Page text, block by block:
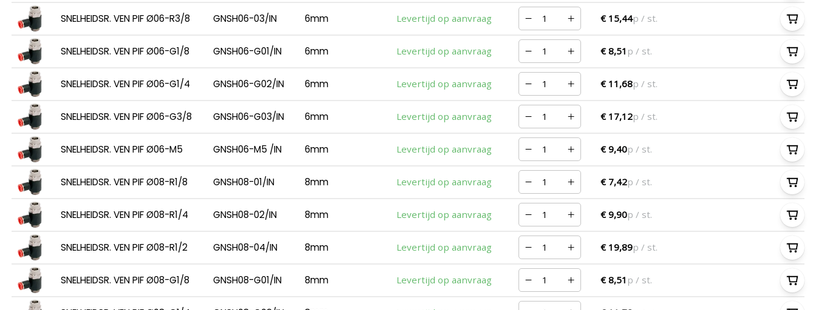
SNELHEIDSR. VEN PIF Ø06-R3/8 GNSH06-03/IN 6mm Levertijd op aanvraag € 15,44p / st.
SNELHEIDSR. VEN PIF Ø06-G1/8 GNSH06-G01/IN 6mm Levertijd op aanvraag € 8,51 p / st.
SNELHEIDSR. VEN PIF Ø06-G1/4 GNSH06-G02/IN 6mm Levertijd op aanvraag € 11,68p / st.
SNELHEIDSR. VEN PIF Ø06-G3/8 GNSH06-G03/IN 6mm Levertijd op aanvraag € 17,12p / st.
SNELHEIDSR. VEN PIF Ø06-M5 GNSH06-M5 /IN 6mm Levertijd op aanvraag € 9,40p / st.
SNELHEIDSR. VEN PIF Ø08-R1/8 GNSH08-01/IN 8mm Levertijd op aanvraag € 7,42p / st.
SNELHEIDSR. VEN PIF Ø08-R1/4 GNSH08-02/IN 8mm Levertijd op aanvraag € 9,90p / st.
SNELHEIDSR. VEN PIF Ø08-R1/2 GNSH08-04/IN 8mm Levertijd op aanvraag € 19,89p / st.
SNELHEIDSR. VEN PIF Ø08-G1/8 GNSH08-G01/IN 8mm Levertijd op aanvraag € 8,51 p / st.